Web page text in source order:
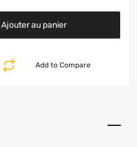
Ajouter au panier
Add to Compare